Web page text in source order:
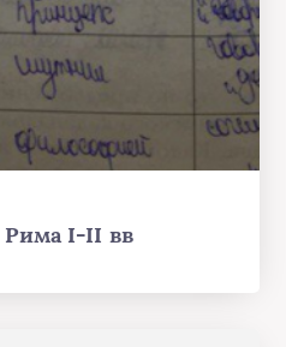
Рима I-II вв